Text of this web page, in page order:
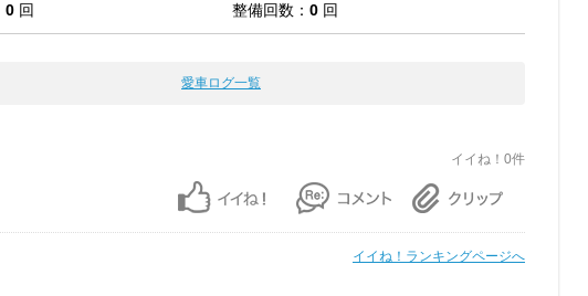
0 回 整備回数： 0 回
愛車ログ一覧
イイね！0件
イイね！ランキングページへ